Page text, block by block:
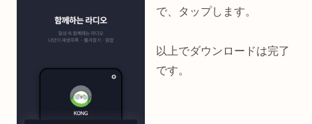
で、タップします。
以上でダウンロードは完了
です。